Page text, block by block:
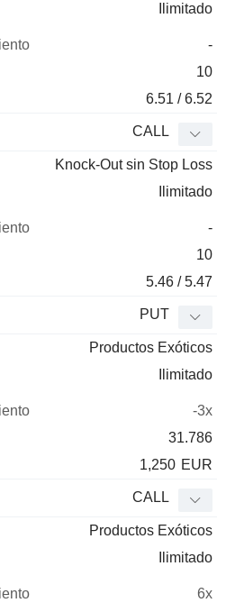
Ilimitado
-
10
6.51 / 6.52
CALL
Knock-Out sin Stop Loss
Ilimitado
-
10
5.46 / 5.47
PUT
Productos Exóticos
Ilimitado
-3x
31.786
1,250 EUR
CALL
Productos Exóticos
Ilimitado
6x